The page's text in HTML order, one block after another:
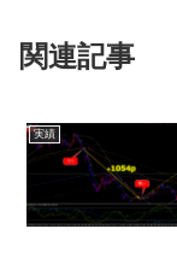
関連記事
実績